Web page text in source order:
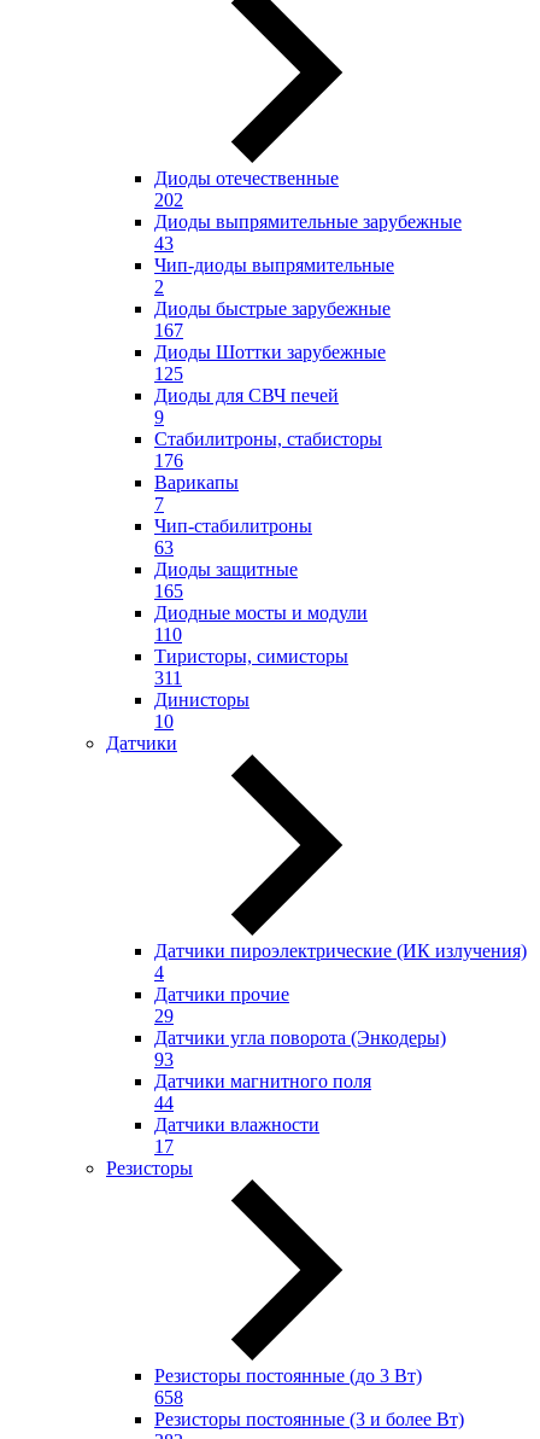
Диоды отечественные
202
Диоды выпрямительные зарубежные
43
Чип-диоды выпрямительные
2
Диоды быстрые зарубежные
167
Диоды Шоттки зарубежные
125
Диоды для СВЧ печей
9
Стабилитроны, стабисторы
176
Варикапы
7
Чип-стабилитроны
63
Диоды защитные
165
Диодные мосты и модули
110
Тиристоры, симисторы
311
Динисторы
10
Датчики
Датчики пироэлектрические (ИК излучения)
4
Датчики прочие
29
Датчики угла поворота (Энкодеры)
93
Датчики магнитного поля
44
Датчики влажности
17
Резисторы
Резисторы постоянные (до 3 Вт)
658
Резисторы постоянные (3 и более Вт)